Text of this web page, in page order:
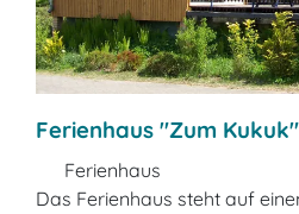
Ferienhaus "Zum Kukuk"
Ferienhaus
Das Ferienhaus steht auf